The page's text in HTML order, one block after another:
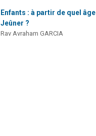
Enfants : à partir de quel âge
Jeûner ?
Rav Avraham GARCIA